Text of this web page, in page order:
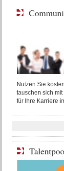
Nutzen Sie
tauschen sich
für Ihre Karriere